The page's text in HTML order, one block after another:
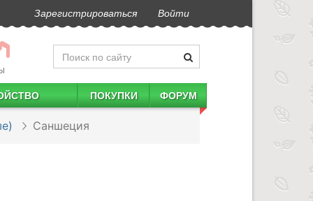
Зарегистрироваться Войти
ПОКУПКИ ФОРУМ
Саншеция